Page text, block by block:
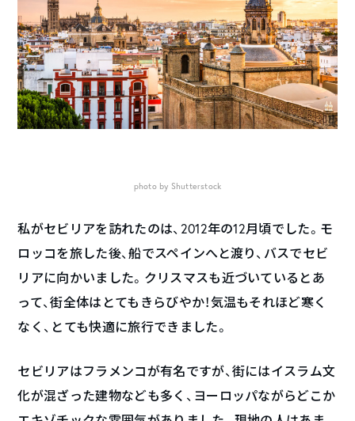
photo by Shutterstock
私がセビリアを訪れたのは、2012年の12月頃でした。モ
ロッコを旅した後、船でスペインへと渡り、バスでセビ
リアに向かいました。クリスマスも近づいているとあ
って、街全体はとてもきらびやか！気温もそれほど寒く
なく、とても快適に旅行できました。
セビリアはフラメンコが有名ですが、街にはイスラム文
化が混ざった建物なども多く、ヨーロッパながらどこか